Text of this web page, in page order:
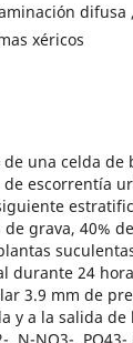
difusa
xéricos
de una celda
escorrentía
de grava, 40%
durante 24
3.9 mm de
y a la salida